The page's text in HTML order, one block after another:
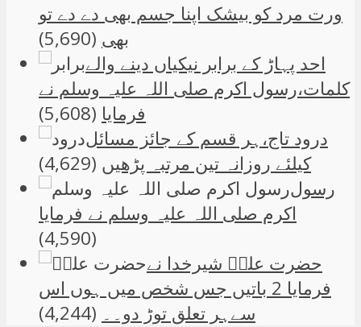
ورت مرد کو بیشک اپنا جسم بھی دے دے تو
بھی (5,690)
احد پہاڑ کے برابر نیکیاں دینے والے
کلمات،رسول اکرم صلی اللہ علیہ وسلم نے
فرمایا (5,608)
درود تاج،ہر قسم کے جائز مسائل
کیلئے روزانہ تین مرتبہ پڑھیں (4,629)
رسول
اکرم صلی اللہ علیہ وسلم نے فرمایا
(4,590)
حضرت علیؑ شیرخدا نے
فرمایا 2 باتیں جس شخص میں ہوں اس
سےہر تعلق توڑ دو۔۔ (4,244)